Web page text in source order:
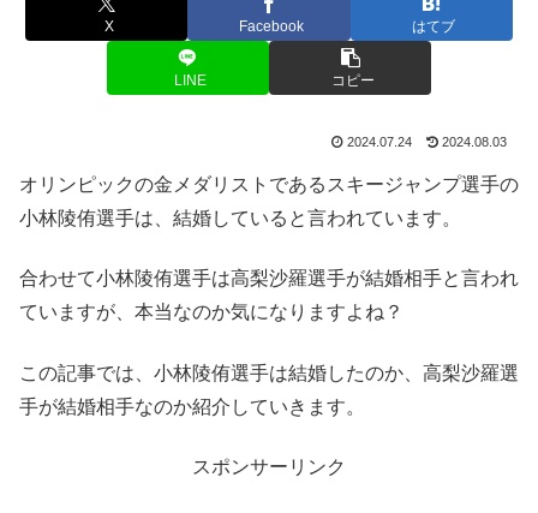
X Facebook はてブ
LINE コピー
2024.07.24 2024.08.03
オリンピックの金メダリストであるスキージャンプ選手の
小林陵侑選手は、結婚していると言われています。
合わせて小林陵侑選手は高梨沙羅選手が結婚相手と言われ
ていますが、本当なのか気になりますよね？
この記事では、小林陵侑選手は結婚したのか、高梨沙羅選
手が結婚相手なのか紹介していきます。
スポンサーリンク